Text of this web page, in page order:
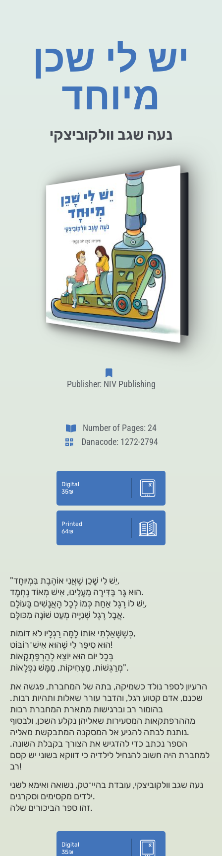
יש לי שכן
מיוחד
נעה שגב וולקוביצקי
Publisher: NIV Publishing
Number of Pages: 24
Danacode: 1272-2794
Digital
35₪
Printed
64₪
"יֵשׁ לִי שָׁכֵן שֶׁאֲנִי אוֹהֶבֶת בִּמְיוּחָד,
הוּא גָּר בַּדִּירָה מֵעָלֵינוּ, אִישׁ מְאוֹד נֶחְמָד.
יֵשׁ לוֹ רֶגֶל אַחַת כְּמוֹ לְכָל הָאֲנָשִׁים בָּעוֹלָם,
אֲבָל רֶגֶל שְׁנִיָּיה מְעַט שׁוֹנָה מִכּוּלָּם.
כְּשֶׁשָּׁאַלְתִּי אוֹתוֹ לָמָּה רַגְלָיו לֹא דּוֹמוֹת,
הוּא סִיפֵּר לִי שֶׁהוּא אִישׁ־רוֹבּוֹט!
בְּכָל יוֹם הוּא יוֹצֵא לְהַרְפַּתְקָאוֹת
מְרַגְּשׁוֹת, מַצְחִיקוֹת, מַמָּשׁ נִפְלָאוֹת".
הרעיון לספר נולד כשמיקה, בתה של המחברת, פגשה את
שכנם, אדם קטוע רגל, והדבר עורר שאלות ותהיות רבות.
בהומור רב וברגישות מתארת המחברת רבות
מההרפתקאות המסעירות שאליהן נקלע השכן, ולבסוף
נותנת לבתה להגיע אל המסקנה המתבקשת מאליה.
הספר נכתב כדי להדגיש את הצורך בקבלת השונה.
למחברת היה חשוב להנחיל לילדיה כי דווקא בשוני יש קסם
רב!
נעה שגב וולקוביצקי, עובדת בהיי־טק, נשואה ואימא לשני
ילדים מקסימים וסקרנים.
זהו ספר הביכורים שלה.
Digital
35₪